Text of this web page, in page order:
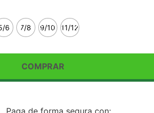
6 7/8 9/10 11/12
COMPRAR